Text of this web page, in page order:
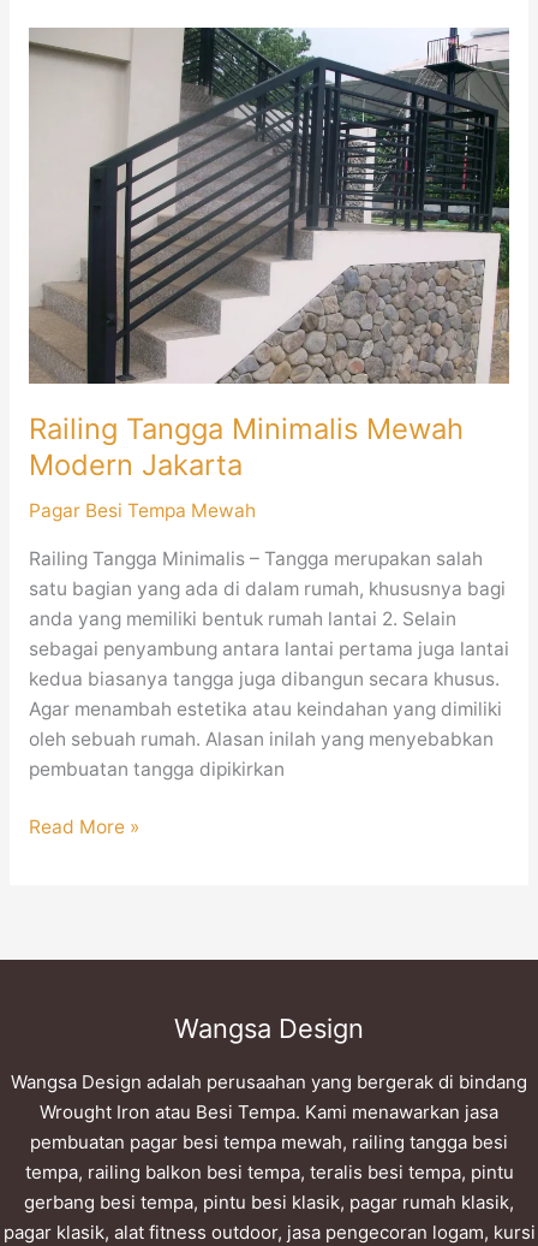
Railing Tangga Minimalis Mewah
Modern Jakarta
Pagar Besi Tempa Mewah
Railing Tangga Minimalis – Tangga merupakan salah
satu bagian yang ada di dalam rumah, khususnya bagi
anda yang memiliki bentuk rumah lantai 2. Selain
sebagai penyambung antara lantai pertama juga lantai
kedua biasanya tangga juga dibangun secara khusus.
Agar menambah estetika atau keindahan yang dimiliki
oleh sebuah rumah. Alasan inilah yang menyebabkan
pembuatan tangga dipikirkan
Railing
Tangga
Modern
Jakarta
Read More »
Wangsa Design
Wangsa Design adalah perusaahan yang bergerak di bindang
Wrought Iron atau Besi Tempa. Kami menawarkan jasa
pembuatan pagar besi tempa mewah, railing tangga besi
tempa, railing balkon besi tempa, teralis besi tempa, pintu
gerbang besi tempa, pintu besi klasik, pagar rumah klasik,
pagar klasik, alat fitness outdoor, jasa pengecoran logam, kursi